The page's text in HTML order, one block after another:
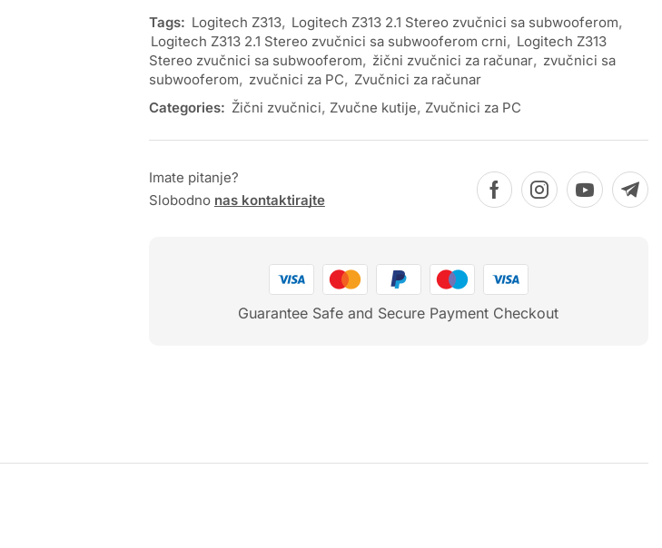
Tags: Logitech Z313, Logitech Z313 2.1 Stereo zvučnici sa subwooferom,
Logitech Z313 2.1 Stereo zvučnici sa subwooferom crni, Logitech Z313
Stereo zvučnici sa subwooferom, žični zvučnici za računar, zvučnici sa
subwooferom, zvučnici za PC, Zvučnici za računar
Categories: Žični zvučnici, Zvučne kutije, Zvučnici za PC
Imate pitanje?
Slobodno nas kontaktirajte
Guarantee Safe and Secure Payment Checkout